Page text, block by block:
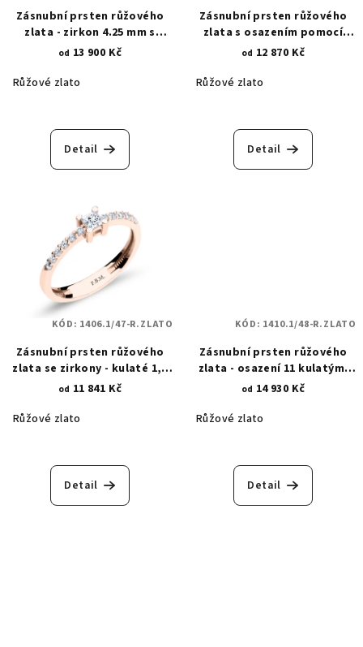
Zásnubní prsten růžového
zlata - zirkon 4.25 mm s
květinovými krapnami 1633
od 13 900 Kč
Růžové zlato
Detail
Zásnubní prsten růžového
zlata s osazením pomocí
drážky radiant zirkonem 4
od 12 870 Kč
Růžové zlato
Detail
Zásnubní prsten růžového
zlata se zirkony - kulaté 1,5
mm a čtvercový 3x3 mm
od 11 841 Kč
Růžové zlato
Detail
KÓD: 1406.1/47-R.ZLATO
Zásnubní prsten růžového
zlata - osazení 11 kulatými
zirkony 1410.1
od 14 930 Kč
Růžové zlato
Detail
KÓD: 1410.1/48-R.ZLATO